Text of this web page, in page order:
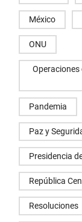
México
ONU
Operaciones
Pandemia
Paz y
Presidencia
República
Resoluciones